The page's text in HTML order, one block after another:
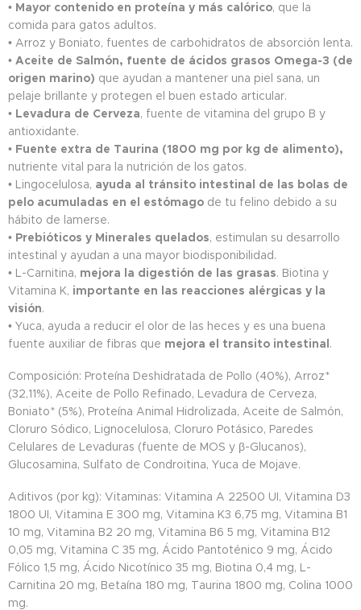
• Mayor contenido en proteína y más calórico, que la
comida para gatos adultos.
• Arroz y Boniato, fuentes de carbohidratos de absorción lenta.
• Aceite de Salmón, fuente de ácidos grasos Omega-3 (de
origen marino) que ayudan a mantener una piel sana, un
pelaje brillante y protegen el buen estado articular.
• Levadura de Cerveza, fuente de vitamina del grupo B y
antioxidante.
• Fuente extra de Taurina (1800 mg por kg de alimento),
nutriente vital para la nutrición de los gatos.
• Lingocelulosa, ayuda al tránsito intestinal de las bolas de
pelo acumuladas en el estómago de tu felino debido a su
hábito de lamerse.
• Prebióticos y Minerales quelados, estimulan su desarrollo
intestinal y ayudan a una mayor biodisponibilidad.
• L-Carnitina, mejora la digestión de las grasas. Biotina y
Vitamina K, importante en las reacciones alérgicas y la
visión.
• Yuca, ayuda a reducir el olor de las heces y es una buena
fuente auxiliar de fibras que mejora el transito intestinal.
Composición: Proteína Deshidratada de Pollo (40%), Arroz*
(32,11%), Aceite de Pollo Refinado, Levadura de Cerveza,
Boniato* (5%), Proteína Animal Hidrolizada, Aceite de Salmón,
Cloruro Sódico, Lignocelulosa, Cloruro Potásico, Paredes
Celulares de Levaduras (fuente de MOS y β-Glucanos),
Glucosamina, Sulfato de Condroitina, Yuca de Mojave.
Aditivos (por kg): Vitaminas: Vitamina A 22500 UI, Vitamina D3
1800 UI, Vitamina E 300 mg, Vitamina K3 6,75 mg, Vitamina B1
10 mg, Vitamina B2 20 mg, Vitamina B6 5 mg, Vitamina B12
0,05 mg, Vitamina C 35 mg, Ácido Pantoténico 9 mg, Ácido
Fólico 1,5 mg, Ácido Nicotínico 35 mg, Biotina 0,4 mg, L-
Carnitina 20 mg, Betaína 180 mg, Taurina 1800 mg, Colina 1000
mg.